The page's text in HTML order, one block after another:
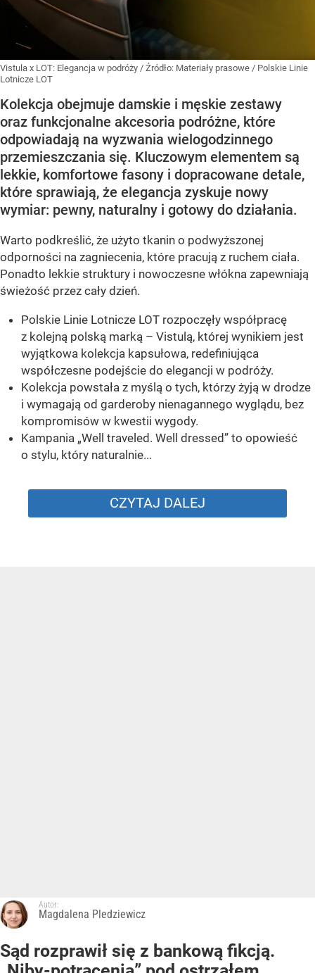
Vistula x LOT: Elegancja w podróży / Źródło: Materiały prasowe / Polskie Linie
Lotnicze LOT
Kolekcja obejmuje damskie i męskie zestawy
oraz funkcjonalne akcesoria podróżne, które
odpowiadają na wyzwania wielogodzinnego
przemieszczania się. Kluczowym elementem są
lekkie, komfortowe fasony i dopracowane detale,
które sprawiają, że elegancja zyskuje nowy
wymiar: pewny, naturalny i gotowy do działania.
Warto podkreślić, że użyto tkanin o podwyższonej
odporności na zagniecenia, które pracują z ruchem ciała.
Ponadto lekkie struktury i nowoczesne włókna zapewniają
świeżość przez cały dzień.
Polskie Linie Lotnicze LOT rozpoczęły współpracę
z kolejną polską marką – Vistulą, której wynikiem jest
wyjątkowa kolekcja kapsułowa, redefiniująca
współczesne podejście do elegancji w podróży.
Kolekcja powstała z myślą o tych, którzy żyją w drodze
i wymagają od garderoby nienagannego wyglądu, bez
kompromisów w kwestii wygody.
Kampania „Well traveled. Well dressed” to opowieść
o stylu, który naturalnie...
CZYTAJ DALEJ
Autor:
Magdalena Pledziewicz
Sąd rozprawił się z bankową fikcją.